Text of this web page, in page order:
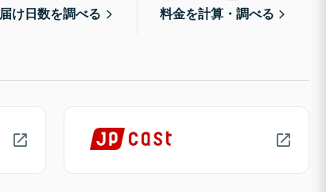
け日数を調べる 料金を計算・調べる